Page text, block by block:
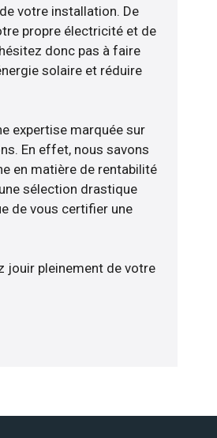
votre installation. De
propre électricité et de
donc pas à faire
solaire et réduire
expertise marquée sur
En effet, nous savons
en matière de rentabilité
sélection drastique
de vous certifier une
jouir pleinement de votre